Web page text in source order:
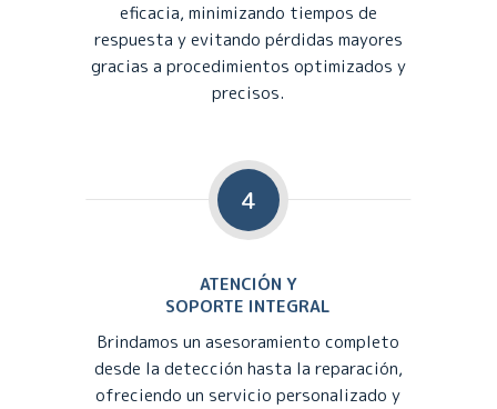
eficacia, minimizando tiempos de
respuesta y evitando pérdidas mayores
gracias a procedimientos optimizados y
precisos.
4
ATENCIÓN Y
SOPORTE INTEGRAL
Brindamos un asesoramiento completo
desde la detección hasta la reparación,
ofreciendo un servicio personalizado y